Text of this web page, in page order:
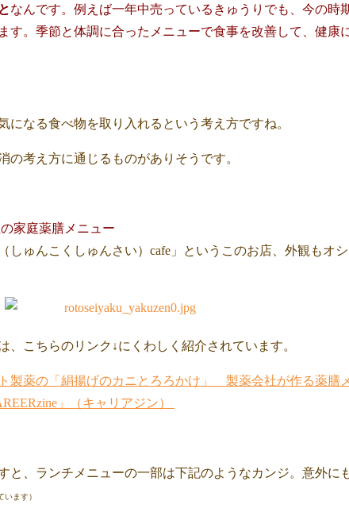
なんです。例えば一年中売っているきゅうりでも、今の時
す。季節と体調に合ったメニューで食事を改善して、健康
になる食べ物を取り入れるという考え方ですね。
の考え方に通じるものがありそうです。
家庭薬膳メニュー
しゅんこくしゅんさい）cafe」というこのお店、外観もオ
、こちらのリンク↓にくわしく紹介されています。
製薬の「絹揚げのカニとろろかけ」 製薬会社が作る薬膳
」（キャリアジン）
と、ランチメニューの一部は下記のようなカンジ。意外に
ます）